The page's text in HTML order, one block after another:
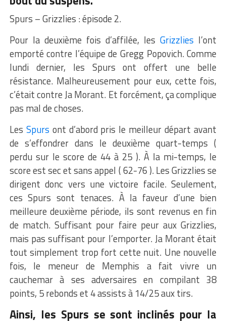
Spurs – Grizzlies : épisode 2.
Pour la deuxième fois d’affilée, lesGrizzlies l’ont
emporté contre l’équipe de Gregg Popovich. Comme
lundi dernier, les Spurs ont offert une belle
résistance. Malheureusement pour eux, cette fois,
c’était contre Ja Morant. Et forcément, ça complique
pas mal de choses.
Les Spurs ont d’abord pris le meilleur départ avant
de s’effondrer dans le deuxième quart-temps(
perdu sur le score de 44 à 25 ). À la mi-temps, le
score est sec et sans appel ( 62-76 ).Les Grizzlies se
dirigent donc vers une victoire facile.Seulement,
cesSpurs sont tenaces.À la faveur d’une bien
meilleure deuxième période, ils sont revenus en fin
de match.Suffisant pour faire peur aux Grizzlies,
mais pas suffisant pour l’emporter.Ja Morant était
tout simplement trop fort cette nuit. Une nouvelle
fois, le meneur de Memphis a fait vivre un
cauchemar à ses adversaires en compilant 38
points, 5 rebonds et 4assistsà 14/25 aux tirs.
Ainsi, les Spurs se sont inclinés pour la